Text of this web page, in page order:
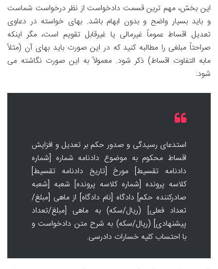
این بخش، مهم ترین قسمت دادخواست از نظر درخواست شماست
و باید بسیار واضح و بدون ابهام باشد. بهای خواسته در دعاوی
تعدیل اقساط عموماً غیرمالی یا غیرقابل تقویم است، مگر اینکه
صراحتاً مبلغی را مطالبه کنید که در این صورت باید بهای آن (مثلاً
مابه التفاوت اقساط) ذکر شود. معمولاً به این صورت نگاشته می
شود:
استدعای رسیدگی و صدور حکم بر تعدیل و افزایش
اقساط محکوم به موضوع دادنامه شماره [شماره
دادنامه تقسیط] مورخ [تاریخ دادنامه تقسیط]
کلاسه پرونده [شماره کلاسه پرونده] شعبه [شعبه
صادرکننده حکم] دادگاه [نام دادگاه] از ماهی [مبلغ/
تعداد فعلی] (ریال/سکه) به ماهی [مبلغ/تعداد
پیشنهادی] (ریال/سکه) به شرح متن دادخواست و
با احتساب کلیه خسارات دادرسی.